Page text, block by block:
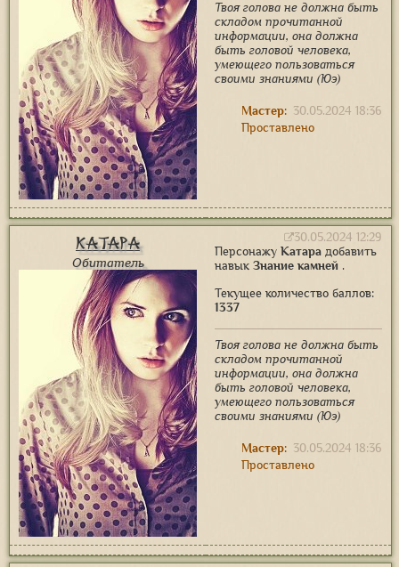
Твоя голова не должна быть
складом прочитанной
информации, она должна
быть головой человека,
умеющего пользоваться
своими знаниями (Юэ)
30.05.2024 18:36
Мастер:
Проставлено
Катара
Обитатель
30.05.2024 12:29
Персонажу Катара добавить
навык Знание камней .
Текущее количество баллов:
1337
Твоя голова не должна быть
складом прочитанной
информации, она должна
быть головой человека,
умеющего пользоваться
своими знаниями (Юэ)
30.05.2024 18:36
Мастер:
Проставлено